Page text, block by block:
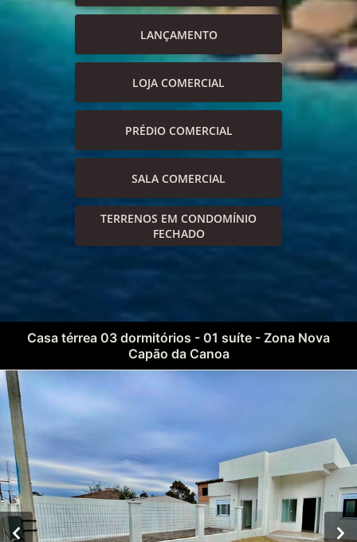
LANÇAMENTO
LOJA COMERCIAL
PRÉDIO COMERCIAL
SALA COMERCIAL
TERRENOS EM CONDOMÍNIO
FECHADO
Casa térrea 03 dormitórios - 01 suíte - Zona Nova
Capão da Canoa